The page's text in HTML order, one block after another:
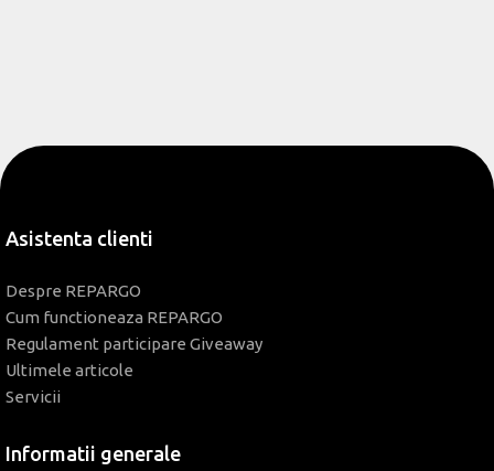
Asistenta clienti
Despre REPARGO
Cum functioneaza REPARGO
Regulament participare Giveaway
Ultimele articole
Servicii
Informatii generale